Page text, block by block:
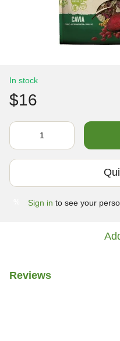
In stock
$16
Sign in to see your
Reviews